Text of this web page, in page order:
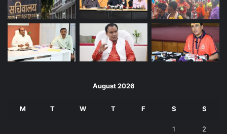
August 2026
M T W T F S S
1 2